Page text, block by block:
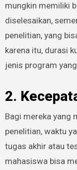
mungkin memiliki
diselesaikan,
penelitian, yang
karena itu, durasi
jenis program
2.
Bagi mereka yang
penelitian, waktu
tugas akhir atau
mahasiswa bisa